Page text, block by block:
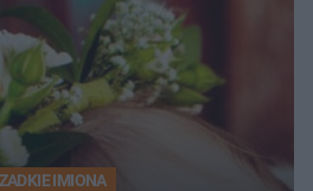
IMIONA